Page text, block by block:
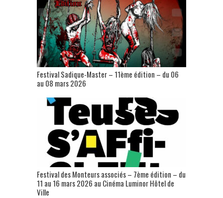
Festival Sadique-Master – 11ème édition – du 06
au 08 mars 2026
Festival des Monteurs associés – 7ème édition – du
11 au 16 mars 2026 au Cinéma Luminor Hôtel de
Ville